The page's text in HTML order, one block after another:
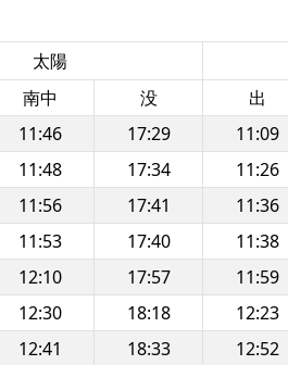
太陽
南中 没 出
11:46 17:29 11:09
11:48 17:34 11:26
11:56 17:41 11:36
11:53 17:40 11:38
12:10 17:57 11:59
12:30 18:18 12:23
12:41 18:33 12:52